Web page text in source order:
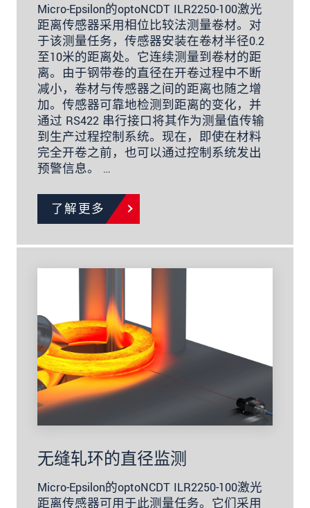
Micro-Epsilon的optoNCDT ILR2250-100激光
距离传感器采用相位比较法测量卷材。对
于该测量任务，传感器安装在卷材半径0.2
至10米的距离处。它连续测量到卷材的距
离。由于钢带卷的直径在开卷过程中不断
减小，卷材与传感器之间的距离也随之增
加。传感器可靠地检测到距离的变化，并
通过 RS422 串行接口将其作为测量值传输
到生产过程控制系统。现在，即使在材料
完全开卷之前，也可以通过控制系统发出
预警信息。 …
了解更多
无缝轧环的直径监测
Micro-Epsilon的optoNCDT ILR2250-100激光
距离传感器可用于此测量任务。它们采用